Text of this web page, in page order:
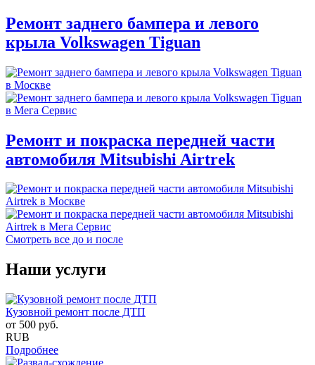
Ремонт заднего бампера и левого
крыла Volkswagen Tiguan
Ремонт и покраска передней части
автомобиля Mitsubishi Airtrek
Смотреть все до и после
Наши услуги
Кузовной ремонт после ДТП
от 500 руб.
RUB
Подробнее